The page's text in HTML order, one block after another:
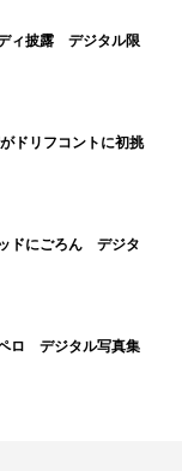
ィ披露 デジタル限
ドリフコントに初挑
ドにごろん デジタ
ロ デジタル写真集